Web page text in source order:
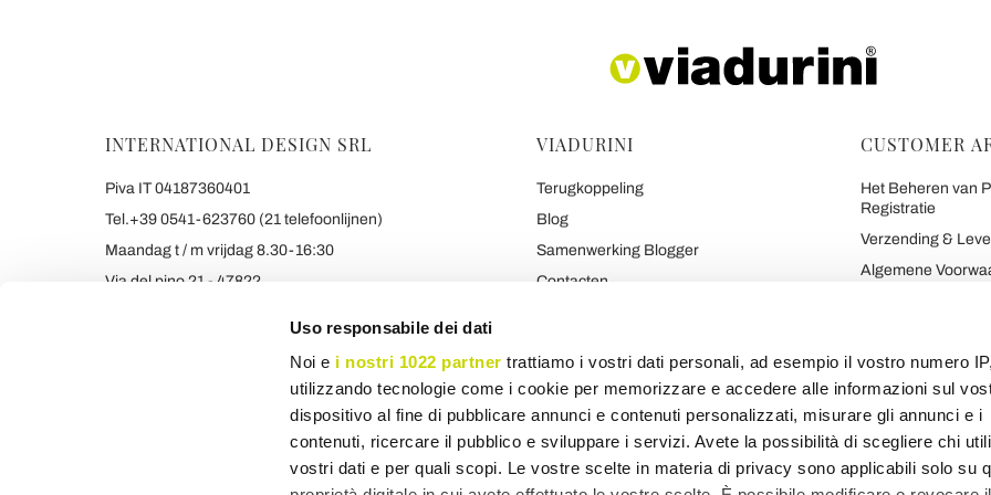
Uso responsabile dei dati
Noi e i nostri 1022 partner trattiamo i vostri dati personali, ad esempio il vostro numero IP,
utilizzando tecnologie come i cookie per memorizzare e accedere alle informazioni sul
dispositivo al fine di pubblicare annunci e contenuti personalizzati, misurare gli annunci e i
contenuti, ricercare il pubblico e sviluppare i servizi. Avete la possibilità di scegliere chi
vostri dati e per quali scopi. Le vostre scelte in materia di privacy sono applicabili solo su
INTERNATIONAL DESIGN SRL
Piva IT 04187360401
Tel.+39 0541-623760 (21 telefoonlijnen)
Maandag t / m vrijdag 8.30-16:30
Via del pino 21 - 47822
De getoonde prijzen zijn inclusief BTW
VIADURINI
Terugkoppeling
Blog
Samenwerking Blogger
Contacten
CUSTOMER
Het Beheren van
Registratie
Verzending &
Algemene
Contract
Privacy en cookies